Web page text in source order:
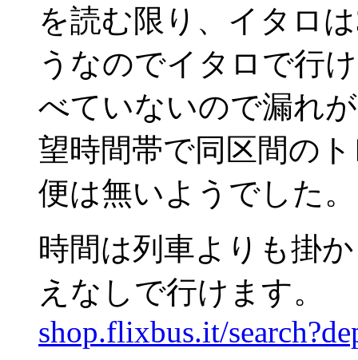
を読む限り、イタロ
うなのでイタロで行
べていないので漏れ
望時間帯で同区間の
便は無いようでした。
時間は列車よりも掛
えなしで行けます。
shop.flixbus.it/